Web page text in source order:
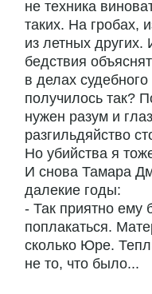
не техника
таких. На гробах,
из летных других.
бедствия
в делах
получилось так?
нужен разум и
разгильдяйство
Но убийства я
И снова Тамара
далекие годы:
- Так приятно ему
поплакаться.
сколько Юре.
не то, что было...